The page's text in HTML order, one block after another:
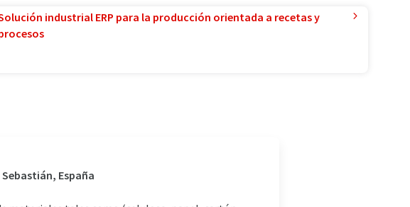
industrial ERP para la producción orientada a recetas y
España